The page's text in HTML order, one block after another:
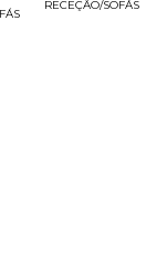
RECEÇÃO/SOFÁS